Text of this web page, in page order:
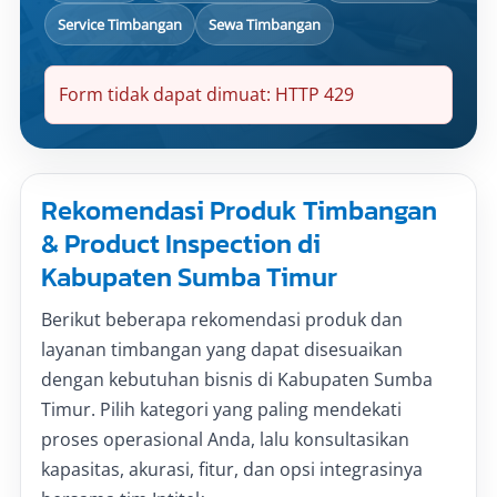
Service Timbangan Sewa Timbangan
Form tidak dapat dimuat: HTTP 429
Rekomendasi Produk Timbangan
& Product Inspection di
Kabupaten Sumba Timur
Berikut beberapa rekomendasi produk dan
layanan timbangan yang dapat disesuaikan
dengan kebutuhan bisnis di Kabupaten Sumba
Timur. Pilih kategori yang paling mendekati
proses operasional Anda, lalu konsultasikan
kapasitas, akurasi, fitur, dan opsi integrasinya